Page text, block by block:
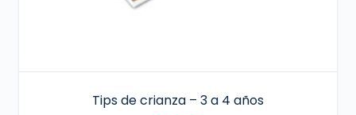
Tips de crianza – 3 a 4 años